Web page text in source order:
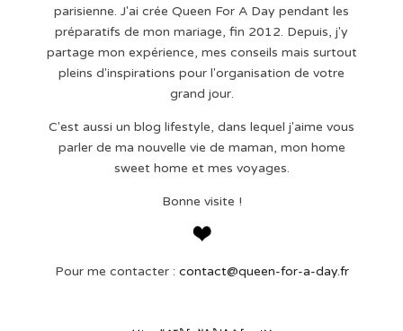
parisienne. J'ai crée Queen For A Day pendant les
préparatifs de mon mariage, fin 2012. Depuis, j'y
partage mon expérience, mes conseils mais surtout
pleins d'inspirations pour l'organisation de votre
grand jour.
C'est aussi un blog lifestyle, dans lequel j'aime vous
parler de ma nouvelle vie de maman, mon home
sweet home et mes voyages.
Bonne visite !
Pour me contacter : contact@queen-for-a-day.fr